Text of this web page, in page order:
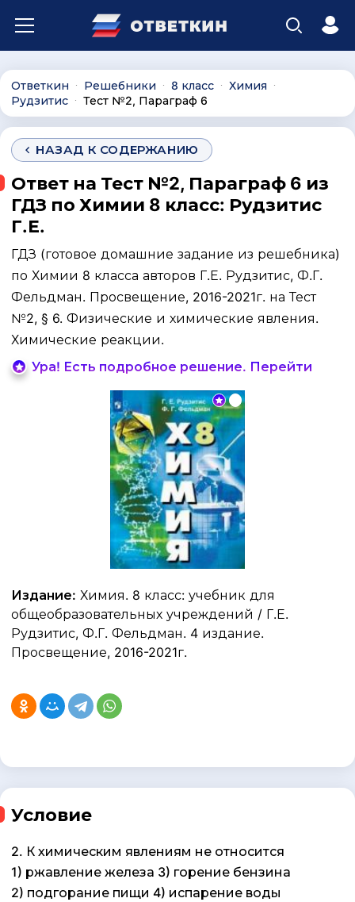
Ответкин ∙ Решебники ∙ 8 класс ∙ Химия ∙
Рудзитис ∙ Тест №2, Параграф 6
НАЗАД К СОДЕРЖАНИЮ
Ответ на Тест №2, Параграф 6 из
ГДЗ по Химии 8 класс: Рудзитис
Г.Е.
ГДЗ (готовое домашние задание из решебника)
по Химии 8 класса авторов Г.Е. Рудзитис, Ф.Г.
Фельдман. Просвещение, 2016-2021г. на Тест
№2, § 6. Физические и химические явления.
Химические реакции.
Ура! Есть подробное решение. Перейти
Издание: Химия. 8 класс: учебник для
общеобразовательных учреждений / Г.Е.
Рудзитис, Ф.Г. Фельдман. 4 издание.
Просвещение, 2016-2021г.
Условие
2. К химическим явлениям не относится
1) ржавление железа 3) горение бензина
2) подгорание пищи 4) испарение воды